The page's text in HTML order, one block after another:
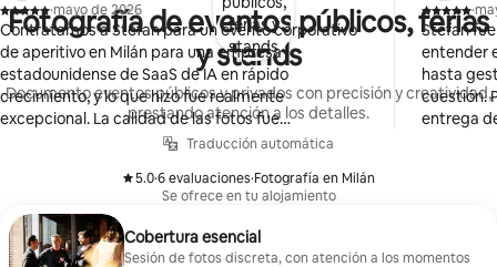
Fotografía de eventos públicos, ferias
y stands
Documento eventos públicos y privados con precisión y creatividad,
prestando atención a los detalles.
Traducción automática
5.0
,
·6 evaluaciones
, ·Fotografía en Milán
Se ofrece en tu alojamiento
Cobertura esencial
Sesión de fotos discreta, con atención a los momentos
,
·mayo de 2026
Contratamos a Stefan para un evento corporativo
de aperitivo en Milán para una empresa
estadounidense de SaaS de IA en rápido
crecimiento, y lo que hizo fue realmente
excepcional. La calidad de las fotos fue
excepcional: capturó a la perfección el espíritu, la
talento como fotógrafo, los comentarios de todas
las personas que trabajaron con él esa noche fueron
abrumadoramente positivos. Fue profesional, fue
fácil trabajar con él y aportó una gran presencia al
,
·
Stefan
entender
hasta
cuestión.
entrega